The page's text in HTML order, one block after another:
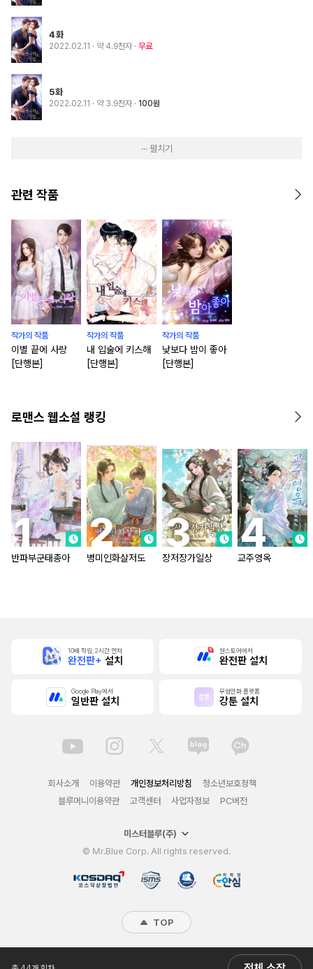
4화
2022.02.11 · 약 4.9천자 무료
5화
2022.02.11 · 약 3.9천자 100원
··· 펼치기
관련 작품
작가의 작품
이별 끝에 사랑
[단행본]
작가의 작품
내 입술에 키스해
[단행본]
작가의 작품
낮보다 밤이 좋아
[단행본]
로맨스 웹소설 랭킹
반파부군태총아 병미인화살저도 장저장가일상 교주영옥
10배 적립, 2시간 먼저
완전판+ 설치
원스토어에서
완전판 설치
Google Play에서
일반판 설치
무협만화 플랫폼
강툰 설치
회사소개 이용약관 개인정보처리방침
청소년보호정책
블루머니이용약관
고객센터 사업자정보 PC버전
미스터블루(주)
© Mr.Blue Corp. All rights reserved.
TOP